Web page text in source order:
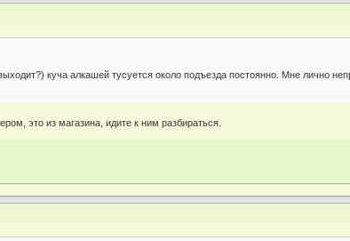
куча алкашей тусуется около подъезда постоянно. Мне лично
это из магазина, идите к ним разбираться.